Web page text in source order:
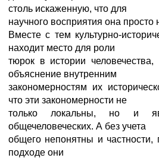
столь искаженную, что для
научного восприятия она просто
Вместе с тем культурно-
находит место для роли
тюрок в истории
объяснение внутренним
закономерностям их
что эти закономерности не
только локальны, но и
общечеловеческих. А без учета
общего непонятны и частности,
подходе они